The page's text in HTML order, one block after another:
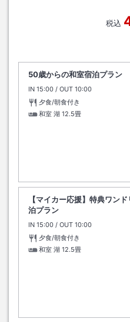
税込
50歳からの和室宿泊プラン
IN チェックイン
15:00 / OUT チェックアウト
10:00
夕食/朝食付き
和室 湖 12.5畳
【マイカー応援】特典ワン
泊プラン
IN チェックイン
15:00 / OUT チェックアウト
10:00
夕食/朝食付き
和室 湖 12.5畳